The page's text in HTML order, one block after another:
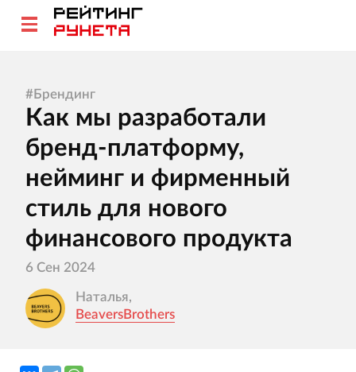
#Брендинг
Как мы разработали
бренд-платформу,
нейминг и фирменный
стиль для нового
финансового продукта
6 Сен 2024
Наталья,
BeaversBrothers